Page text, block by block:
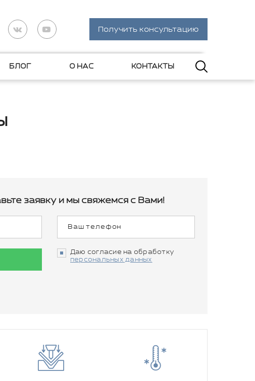
Получить консультацию
БЛОГ О НАС КОНТАКТЫ
заявку и мы свяжемся с Вами!
Даю согласие на обработку
персональных данных